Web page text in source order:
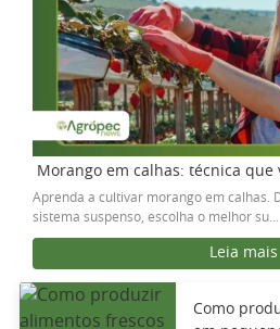
Morango em calhas: técnica
Aprenda a cultivar morango em calhas.
sistema suspenso, escolha o melhor su...
Leia mais
Como